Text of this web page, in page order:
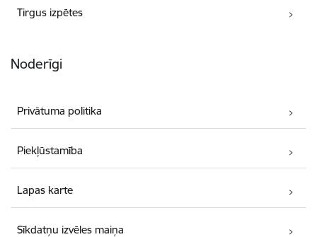
Tirgus izpētes
Noderīgi
Privātuma politika
Piekļūstamība
Lapas karte
Sīkdatņu izvēles maiņa